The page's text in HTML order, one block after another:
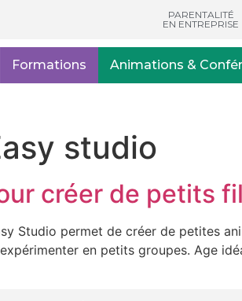
PARENTALITÉ
EN ENTREPRISE
Formations Animations &
studio
créer de petits
Studio permet de créer de petites
en petits groupes. Age